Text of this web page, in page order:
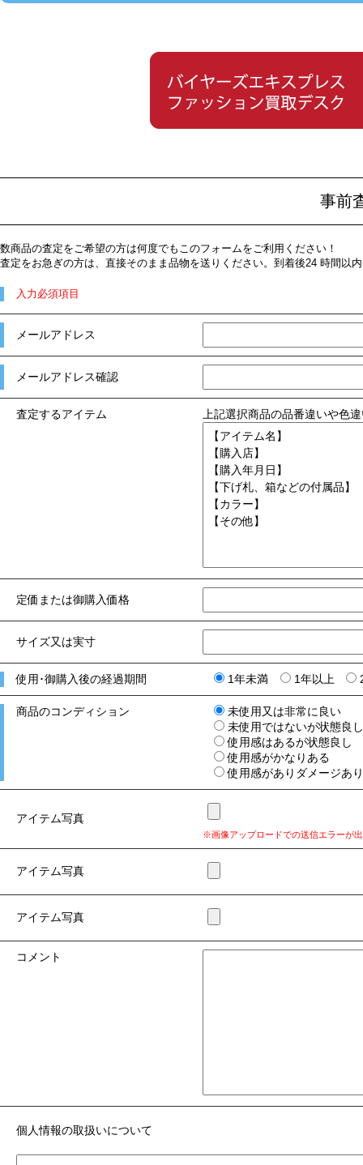
事前
数商品の査定をご希望の方は何度でもこのフォームをご利用ください！
査定をお急ぎの方は、直接そのまま品物を送りください。到着後24 時間以
入力必須項目
メールアドレス
メールアドレス確認
査定するアイテム 上記選択商品の品番違いや色
定価または御購入価格
サイズ又は実寸
使用･御購入後の経過期間 1年未満 1年以上
商品のコンディション
未使用又は非常に良い
未使用ではないが状態良
使用感はあるが状態良し
使用感がかなりある
使用感がありダメージあ
アイテム写真
※画像アップロードでの送信エラーが
アイテム写真
アイテム写真
コメント
個人情報の取扱いについて